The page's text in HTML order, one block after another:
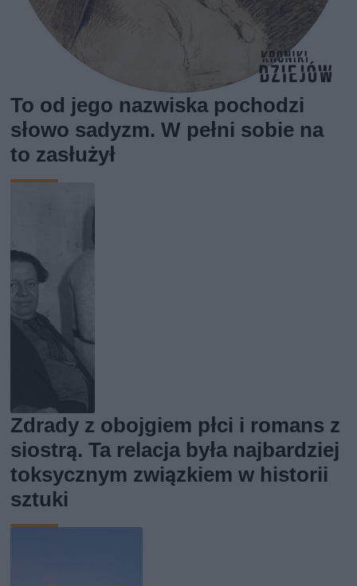
To od jego nazwiska pochodzi
słowo sadyzm. W pełni sobie na
to zasłużył
Zdrady z obojgiem płci i romans z
siostrą. Ta relacja była najbardziej
toksycznym związkiem w historii
sztuki